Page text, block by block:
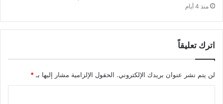
منذ 4 أيام
اترك تعليقاً
لن يتم نشر عنوان بريدك الإلكتروني. الحقول الإلزامية مشار إليها بـ*